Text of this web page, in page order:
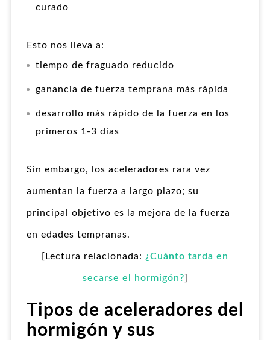
curado
Esto nos lleva a:
tiempo de fraguado reducido
ganancia de fuerza temprana más rápida
desarrollo más rápido de la fuerza en los
primeros 1-3 días
Sin embargo, los aceleradores rara vez
aumentan la fuerza a largo plazo; su
principal objetivo es la mejora de la fuerza
en edades tempranas.
[Lectura relacionada: ¿Cuánto tarda en
secarse el hormigón?]
Tipos de aceleradores del
hormigón y sus